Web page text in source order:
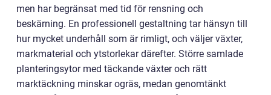
men har begränsat med tid för rensning och
beskärning. En professionell gestaltning tar hänsyn till
hur mycket underhåll som är rimligt, och väljer växter,
markmaterial och ytstorlekar därefter. Större samlade
planteringsytor med täckande växter och rätt
marktäckning minskar ogräs, medan genomtänkt